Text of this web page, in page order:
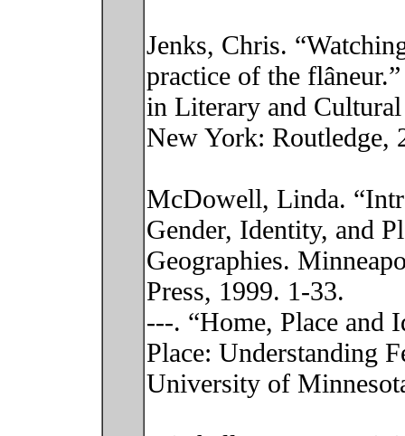
Jenks, Chris.
practice of the
in Literary and
New York: Routledge,
McDowell, Linda.
Gender, Identity, and
Geographies.
Press, 1999. 1-33.
---. “Home, Place and
Place: Understanding
University of